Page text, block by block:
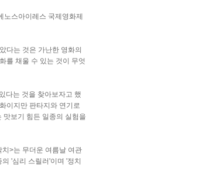
스아이레스 국제영화제
다는 것은 가난한 영화의
를 채울 수 있는 것이 무엇
다는 것을 찾아보자고 했
이지만 판타지와 연기로
맛보기 힘든 일종의 실험을
>는 무더운 여름날 여관
'심리 스릴러'이며 '정치